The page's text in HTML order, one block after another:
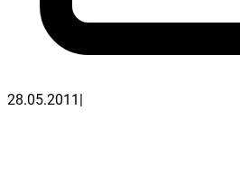
28.05.2011 |